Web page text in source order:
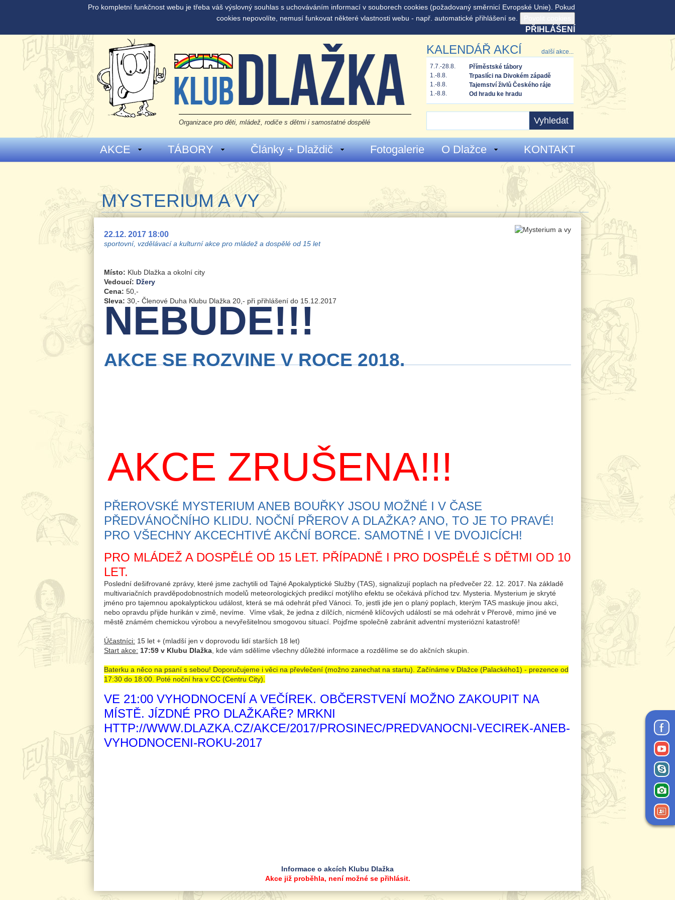
Pro kompletní funkčnost webu je třeba váš výslovný souhlas s uchováváním informací v souborech cookies (požadovaný směrnicí Evropské Unie). Pokud
cookies nepovolíte, nemusí funkovat některé vlastnosti webu - např. automatické přihlášení se.
PŘIHLÁŠENÍ
Organizace pro děti, mládež, rodiče s dětmi i samostatné dospělé
KALENDÁŘ AKCÍ další akce...
7.7.-28.8.
Příměstské tábory
1.-8.8.
Trpaslíci na Divokém západě
1.-8.8.
Tajemství živlů Českého ráje
1.-8.8.
Od hradu ke hradu
AKCE TÁBORY Články + Dlaždič Fotogalerie O Dlažce KONTAKT
MYSTERIUM A VY
22.12. 2017 18:00
sportovní, vzdělávací a kulturní akce pro mládež a dospělé od 15 let
Místo: Klub Dlažka a okolní city
Vedoucí: Džery
Cena: 50,-
Sleva: 30,- Členové Duha Klubu Dlažka 20,- při přihlášení do 15.12.2017
NEBUDE!!!
AKCE SE ROZVINE V ROCE 2018.
AKCE ZRUŠENA!!!
PŘEROVSKÉ MYSTERIUM ANEB BOUŘKY JSOU MOŽNÉ I V ČASE
PŘEDVÁNOČNÍHO KLIDU. NOČNÍ PŘEROV A DLAŽKA? ANO, TO JE TO PRAVÉ!
PRO VŠECHNY AKCECHTIVÉ AKČNÍ BORCE. SAMOTNÉ I VE DVOJICÍCH!
PRO MLÁDEŽ A DOSPĚLÉ OD 15 LET. PŘÍPADNĚ I PRO DOSPĚLÉ S DĚTMI OD 10
LET.
Poslední dešifrované zprávy, které jsme zachytili od Tajné Apokalyptické Služby (TAS), signalizují poplach na předvečer 22. 12. 2017. Na základě
multivariačních pravděpodobnostních modelů meteorologických predikcí motýlího efektu se očekává příchod tzv. Mysteria. Mysterium je skryté
jméno pro tajemnou apokalyptickou událost, která se má odehrát před Vánoci. To, jestli jde jen o planý poplach, kterým TAS maskuje jinou akci,
nebo opravdu přijde hurikán v zimě, nevíme. Víme však, že jedna z dílčích, nicméně klíčových událostí se má odehrát v Přerově, mimo jiné ve
městě známém chemickou výrobou a nevyřešitelnou smogovou situací. Pojďme společně zabránit adventní mysteriózní katastrofě!
Účastníci: 15 let + (mladší jen v doprovodu lidí starších 18 let)
Start akce: 17:59 v Klubu Dlažka , kde vám sdělíme všechny důležité informace a rozdělíme se do akčních skupin.
Baterku a něco na psaní s sebou! Doporučujeme i věci na převlečení (možno zanechat na startu). Začínáme v Dlažce (Palackého1) - prezence od
17:30 do 18:00. Poté noční hra v CC (Centru City).
VE 21:00 VYHODNOCENÍ A VEČÍREK. OBČERSTVENÍ MOŽNO ZAKOUPIT NA
MÍSTĚ. JÍZDNÉ PRO DLAŽKAŘE? MRKNI
HTTP://WWW.DLAZKA.CZ/AKCE/2017/PROSINEC/PREDVANOCNI-VECIREK-ANEB-
VYHODNOCENI-ROKU-2017
Mysterium-22-12-
2017.pdf
Informace o akcích Klubu Dlažka
Akce již proběhla, není možné se přihlásit.